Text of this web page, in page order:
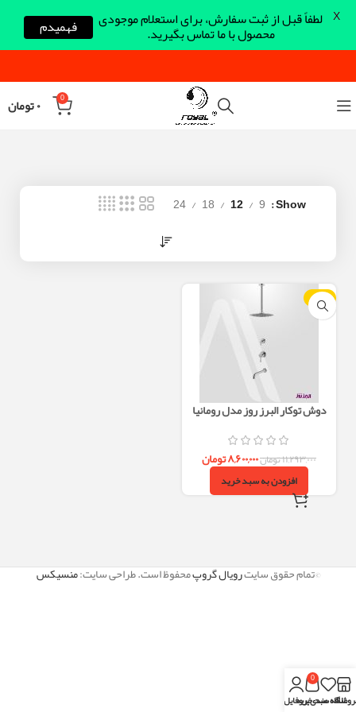
0 ۰تومان
Show
9
12
18
24
-24%
دوش توکار البرز روز مدل رومانیا
۱۱,۲۹۳,۰۰۰تومان۸,۶۰۰,۰۰۰تومان
افزودن به سبد خرید
©تمام حقوق سایترویال گروپمحفوظ است. طراحی سایت:منسیکس
لطفاً قبل از ثبت سفارش، برای استعلام موجودی
محصول با ما تماس بگیرید. فهمیدم X
علاقه مندی
0
سبد خریدپروفایل